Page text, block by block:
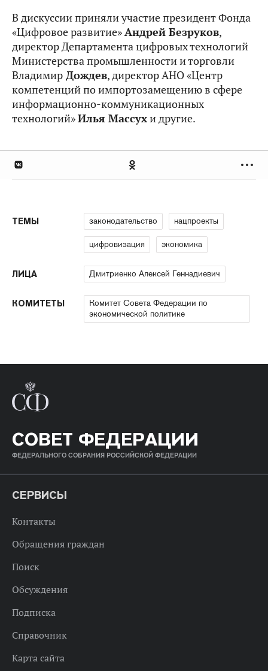
В дискуссии приняли участие президент Фонда
«Цифровое развитие»Андрей Безруков,
директор Департамента цифровых технологий
Министерства промышленности и торговли
Владимир Дождев, директор АНО «Центр
компетенций по импортозамещению в сфере
информационно-коммуникационных
технологий»Илья Массухи другие.
ТЕМЫ законодательство нацпроекты
цифровизация экономика
ЛИЦА Дмитриенко Алексей Геннадиевич
КОМИТЕТЫ
Комитет Совета Федерации по
экономической политике
СОВЕТ ФЕДЕРАЦИИ
ФЕДЕРАЛЬНОГО СОБРАНИЯ РОССИЙСКОЙ ФЕДЕРАЦИИ
СЕРВИСЫ
Контакты
Обращения граждан
Поиск
Обсуждения
Подписка
Справочник
Карта сайта